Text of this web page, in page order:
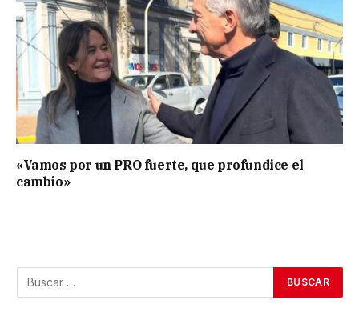
«Vamos por un PRO fuerte, que profundice el
cambio»